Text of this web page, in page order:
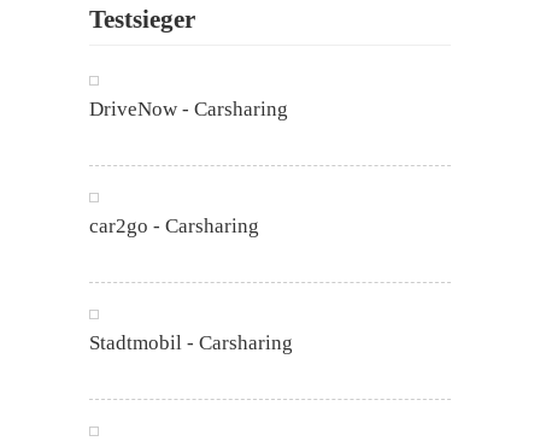
Testsieger
DriveNow - Carsharing
car2go - Carsharing
Stadtmobil - Carsharing